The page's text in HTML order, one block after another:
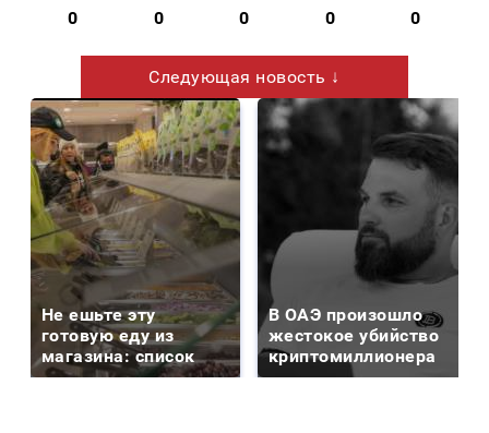
0 0 0 0 0
Следующая новость ↓
Не ешьте эту
готовую еду из
магазина: список
В ОАЭ произошло
жестокое убийство
криптомиллионера